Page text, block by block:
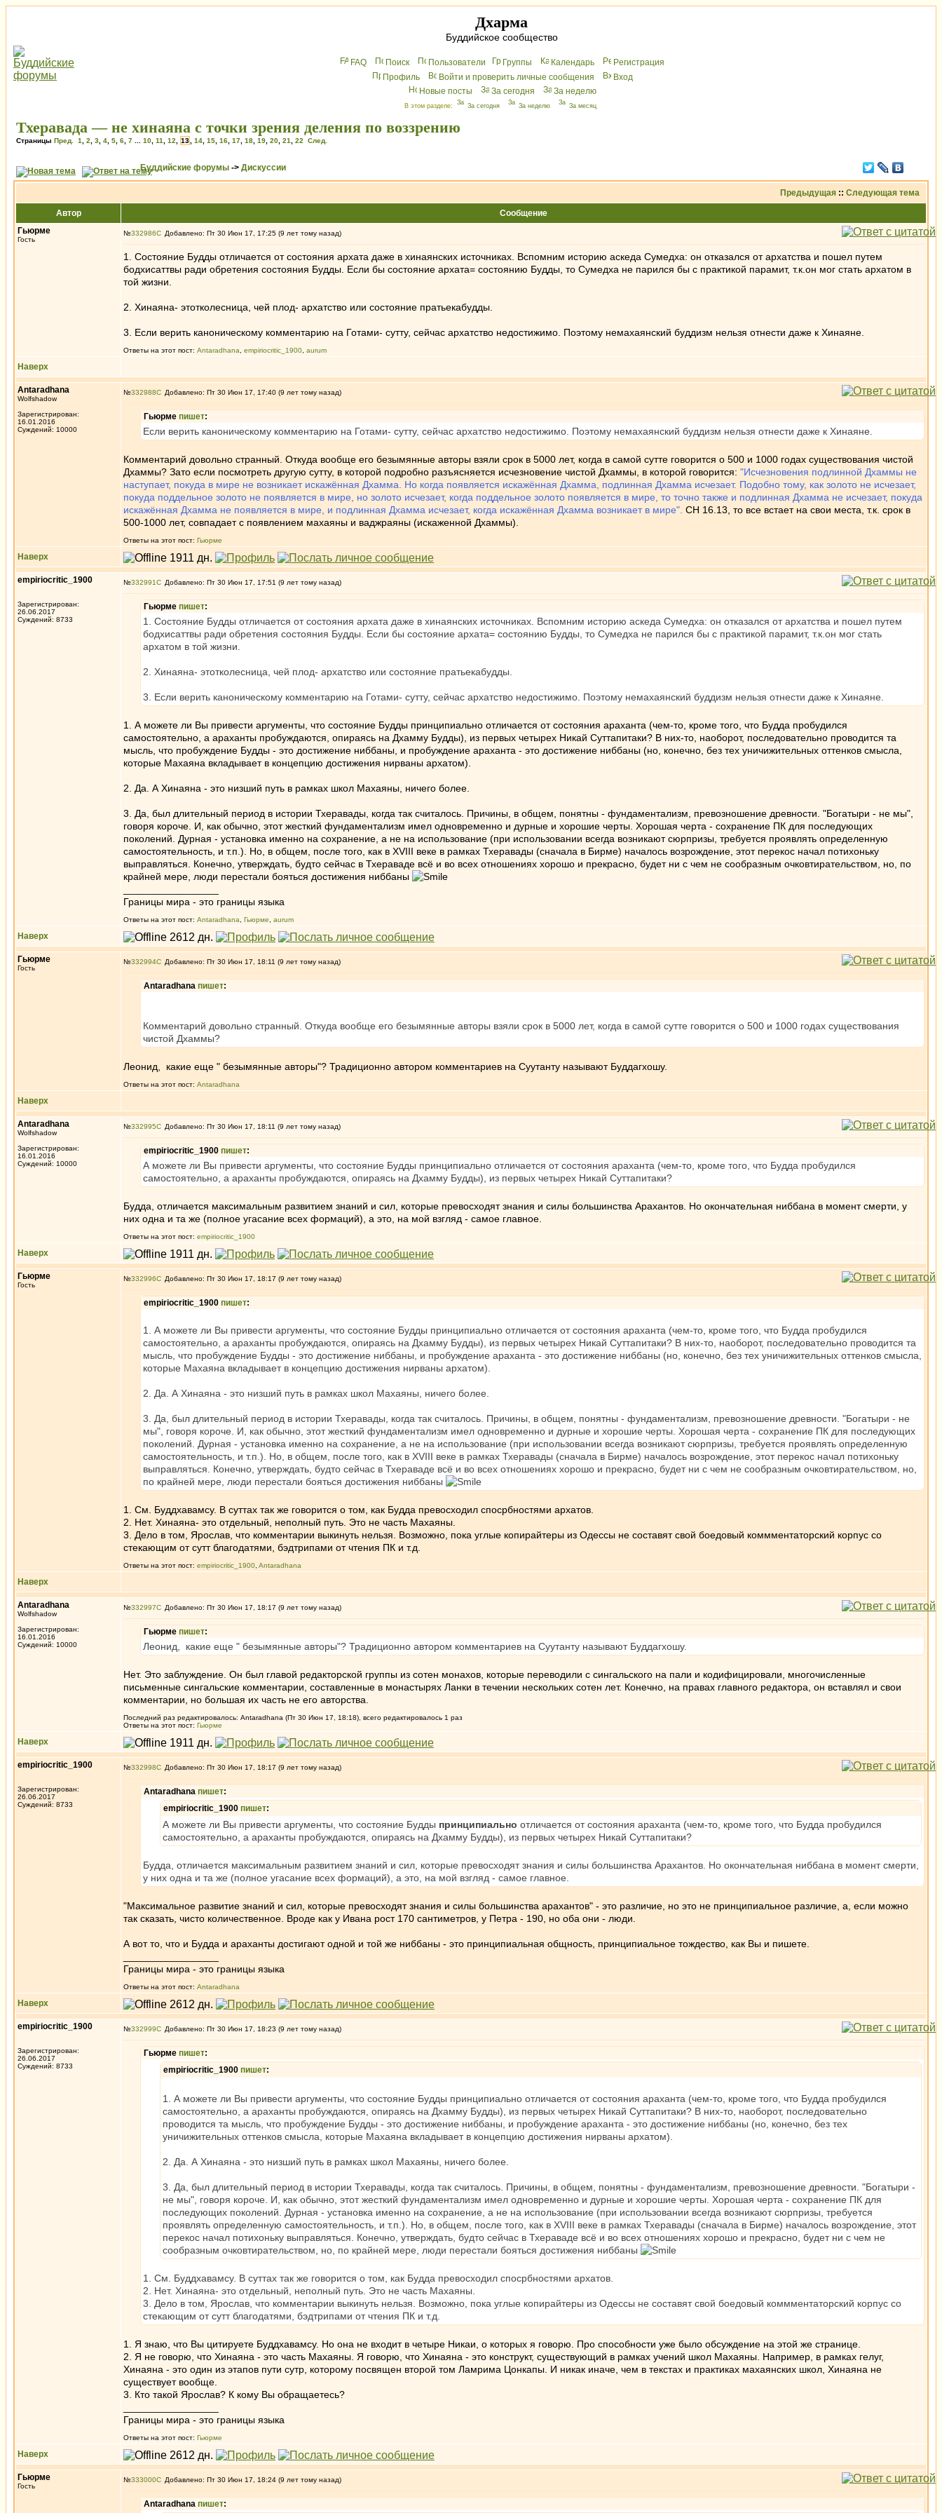
Дхарма
Буддийское сообщество
FAQ Поиск Пользователи Группы Календарь
Peгиcтрaция
Профиль
Войти и проверить личные сообщения
Вхoд
Новые посты
За сегодня За неделю
В этом разделе: За сегодня За неделю За месяц
Тхеравада — не хинаяна с точки зрения деления по воззрению
Страницы Пред. 1 2 3 4 5 6 7 10 11 12 13 14 15 16 17 18 19 20 21 22 След.
Буддийские форумы -> Дискуссии
Предыдущая :: Следующая тема
Автор
Сообщение
Гьюрме
Гость
№332986 Добавлено: Пт 30 Июн 17, 17:25 (9 лет тому назад)
1. Состояние Будды отличается от состояния архата даже в хинаянских источниках. Вспомним историю аскеда Сумедха: он отказался от архатства и пошел путем
бодхисаттвы ради обретения состояния Будды. Если бы состояние архата= состоянию Будды, то Сумедха не парился бы с практикой парамит, т.к.он мог стать архатом в
той жизни.
2. Хинаяна- этотколесница, чей плод- архатство или состояние пратьекабудды.
3. Если верить каноническому комментарию на Готами- сутту, сейчас архатство недостижимо. Поэтому немахаянский буддизм нельзя отнести даже к Хинаяне.
Ответы на этот пост: Antaradhana empiriocritic_1900 aurum
Наверх
Antaradhana
Wolfshadow
Зарегистрирован:
16.01.2016
Суждений: 10000
№332988 Добавлено: Пт 30 Июн 17, 17:40 (9 лет тому назад)
Гьюрме пишет:
Если верить каноническому комментарию на Готами- сутту, сейчас архатство недостижимо. Поэтому немахаянский буддизм нельзя отнести даже к Хинаяне.
Комментарий довольно странный. Откуда вообще его безымянные авторы взяли срок в 5000 лет, когда в самой сутте говорится о 500 и 1000 годах существования чистой
Дхаммы? Зато если посмотреть другую сутту, в которой подробно разъясняется исчезновение чистой Дхаммы, в которой говорится: "Исчезновения подлинной Дхаммы не
наступает, покуда в мире не возникает искажённая Дхамма. Но когда появляется искажённая Дхамма, подлинная Дхамма исчезает. Подобно тому, как золото не исчезает,
покуда поддельное золото не появляется в мире, но золото исчезает, когда поддельное золото появляется в мире, то точно также и подлинная Дхамма не исчезает, покуда
искажённая Дхамма не появляется в мире, и подлинная Дхамма исчезает, когда искажённая Дхамма возникает в мире". СН 16.13, то все встает на свои места, т.к. срок в
500-1000 лет, совпадает с появлением махаяны и ваджраяны (искаженной Дхаммы).
Ответы на этот пост: Гьюрме
Наверх
empiriocritic_1900
Зарегистрирован:
26.06.2017
Суждений: 8733
№332991 Добавлено: Пт 30 Июн 17, 17:51 (9 лет тому назад)
Гьюрме пишет:
1. Состояние Будды отличается от состояния архата даже в хинаянских источниках. Вспомним историю аскеда Сумедха: он отказался от архатства и пошел путем
бодхисаттвы ради обретения состояния Будды. Если бы состояние архата= состоянию Будды, то Сумедха не парился бы с практикой парамит, т.к.он мог стать
архатом в той жизни.
2. Хинаяна- этотколесница, чей плод- архатство или состояние пратьекабудды.
3. Если верить каноническому комментарию на Готами- сутту, сейчас архатство недостижимо. Поэтому немахаянский буддизм нельзя отнести даже к Хинаяне.
1. А можете ли Вы привести аргументы, что состояние Будды принципиально отличается от состояния араханта (чем-то, кроме того, что Будда пробудился
самостоятельно, а араханты пробуждаются, опираясь на Дхамму Будды), из первых четырех Никай Суттапитаки? В них-то, наоборот, последовательно проводится та
мысль, что пробуждение Будды - это достижение ниббаны, и пробуждение араханта - это достижение ниббаны (но, конечно, без тех уничижительных оттенков смысла,
которые Махаяна вкладывает в концепцию достижения нирваны архатом).
2. Да. А Хинаяна - это низший путь в рамках школ Махаяны, ничего более.
3. Да, был длительный период в истории Тхеравады, когда так считалось. Причины, в общем, понятны - фундаментализм, превозношение древности. "Богатыри - не мы",
говоря короче. И, как обычно, этот жесткий фундаментализм имел одновременно и дурные и хорошие черты. Хорошая черта - сохранение ПК для последующих
поколений. Дурная - установка именно на сохранение, а не на использование (при использовании всегда возникают сюрпризы, требуется проявлять определенную
самостоятельность, и т.п.). Но, в общем, после того, как в XVIII веке в рамках Тхеравады (сначала в Бирме) началось возрождение, этот перекос начал потихоньку
выправляться. Конечно, утверждать, будто сейчас в Тхераваде всё и во всех отношениях хорошо и прекрасно, будет ни с чем не сообразным очковтирательством, но, по
крайней мере, люди перестали бояться достижения ниббаны
Границы мира - это границы языка
Ответы на этот пост: Antaradhana Гьюрме aurum
Наверх
Гьюрме
Гость
№332994 Добавлено: Пт 30 Июн 17, 18:11 (9 лет тому назад)
Antaradhana пишет:
Комментарий довольно странный. Откуда вообще его безымянные авторы взяли срок в 5000 лет, когда в самой сутте говорится о 500 и 1000 годах существования
чистой Дхаммы?
Леонид, какие еще " безымянные авторы"? Традиционно автором комментариев на Суутанту называют Буддагхошу.
Ответы на этот пост: Antaradhana
Наверх
Antaradhana
Wolfshadow
Зарегистрирован:
16.01.2016
Суждений: 10000
№332995 Добавлено: Пт 30 Июн 17, 18:11 (9 лет тому назад)
empiriocritic_1900 пишет:
А можете ли Вы привести аргументы, что состояние Будды принципиально отличается от состояния араханта (чем-то, кроме того, что Будда пробудился
самостоятельно, а араханты пробуждаются, опираясь на Дхамму Будды), из первых четырех Никай Суттапитаки?
Будда, отличается максимальным развитием знаний и сил, которые превосходят знания и силы большинства Арахантов. Но окончательная ниббана в момент смерти, у
них одна и та же (полное угасание всех формаций), а это, на мой взгляд - самое главное.
Ответы на этот пост: empiriocritic_1900
Наверх
Гьюрме
Гость
№332996 Добавлено: Пт 30 Июн 17, 18:17 (9 лет тому назад)
empiriocritic_1900 пишет:
1. А можете ли Вы привести аргументы, что состояние Будды принципиально отличается от состояния араханта (чем-то, кроме того, что Будда пробудился
самостоятельно, а араханты пробуждаются, опираясь на Дхамму Будды), из первых четырех Никай Суттапитаки? В них-то, наоборот, последовательно проводится та
мысль, что пробуждение Будды - это достижение ниббаны, и пробуждение араханта - это достижение ниббаны (но, конечно, без тех уничижительных оттенков смысла,
которые Махаяна вкладывает в концепцию достижения нирваны архатом).
2. Да. А Хинаяна - это низший путь в рамках школ Махаяны, ничего более.
3. Да, был длительный период в истории Тхеравады, когда так считалось. Причины, в общем, понятны - фундаментализм, превозношение древности. "Богатыри - не
мы", говоря короче. И, как обычно, этот жесткий фундаментализм имел одновременно и дурные и хорошие черты. Хорошая черта - сохранение ПК для последующих
поколений. Дурная - установка именно на сохранение, а не на использование (при использовании всегда возникают сюрпризы, требуется проявлять определенную
самостоятельность, и т.п.). Но, в общем, после того, как в XVIII веке в рамках Тхеравады (сначала в Бирме) началось возрождение, этот перекос начал потихоньку
выправляться. Конечно, утверждать, будто сейчас в Тхераваде всё и во всех отношениях хорошо и прекрасно, будет ни с чем не сообразным очковтирательством, но,
по крайней мере, люди перестали бояться достижения ниббаны
1. См. Буддхавамсу. В суттах так же говорится о том, как Будда превосходил спосрбностями архатов.
2. Нет. Хинаяна- это отдельный, неполный путь. Это не часть Махаяны.
3. Дело в том, Ярослав, что комментарии выкинуть нельзя. Возможно, пока углые копирайтеры из Одессы не составят свой боедовый коммментаторский корпус со
стекающим от сутт благодатями, бэдтрипами от чтения ПК и т.д.
Ответы на этот пост: empiriocritic_1900 Antaradhana
Наверх
Antaradhana
Wolfshadow
Зарегистрирован:
16.01.2016
Суждений: 10000
№332997 Добавлено: Пт 30 Июн 17, 18:17 (9 лет тому назад)
Гьюрме пишет:
Леонид, какие еще " безымянные авторы"? Традиционно автором комментариев на Суутанту называют Буддагхошу.
Нет. Это заблуждение. Он был главой редакторской группы из сотен монахов, которые переводили с сингальского на пали и кодифицировали, многочисленные
письменные сингальские комментарии, составленные в монастырях Ланки в течении нескольких сотен лет. Конечно, на правах главного редактора, он вставлял и свои
комментарии, но большая их часть не его авторства.
Последний раз редактировалось: Antaradhana (Пт 30 Июн 17, 18:18), всего редактировалось 1 раз
Ответы на этот пост: Гьюрме
Наверх
empiriocritic_1900
Зарегистрирован:
26.06.2017
Суждений: 8733
№332998 Добавлено: Пт 30 Июн 17, 18:17 (9 лет тому назад)
Antaradhana пишет:
empiriocritic_1900 пишет:
А можете ли Вы привести аргументы, что состояние Будды принципиально отличается от состояния араханта (чем-то, кроме того, что Будда пробудился
самостоятельно, а араханты пробуждаются, опираясь на Дхамму Будды), из первых четырех Никай Суттапитаки?
Будда, отличается максимальным развитием знаний и сил, которые превосходят знания и силы большинства Арахантов. Но окончательная ниббана в момент смерти,
у них одна и та же (полное угасание всех формаций), а это, на мой взгляд - самое главное.
"Максимальное развитие знаний и сил, которые превосходят знания и силы большинства арахантов" - это различие, но это не принципиальное различие, а, если можно
так сказать, чисто количественное. Вроде как у Ивана рост 170 сантиметров, у Петра - 190, но оба они - люди.
А вот то, что и Будда и араханты достигают одной и той же ниббаны - это принципиальная общность, принципиальное тождество, как Вы и пишете.
Границы мира - это границы языка
Ответы на этот пост: Antaradhana
Наверх
empiriocritic_1900
Зарегистрирован:
26.06.2017
Суждений: 8733
№332999 Добавлено: Пт 30 Июн 17, 18:23 (9 лет тому назад)
Гьюрме пишет:
empiriocritic_1900 пишет:
1. А можете ли Вы привести аргументы, что состояние Будды принципиально отличается от состояния араханта (чем-то, кроме того, что Будда пробудился
самостоятельно, а араханты пробуждаются, опираясь на Дхамму Будды), из первых четырех Никай Суттапитаки? В них-то, наоборот, последовательно
проводится та мысль, что пробуждение Будды - это достижение ниббаны, и пробуждение араханта - это достижение ниббаны (но, конечно, без тех
уничижительных оттенков смысла, которые Махаяна вкладывает в концепцию достижения нирваны архатом).
2. Да. А Хинаяна - это низший путь в рамках школ Махаяны, ничего более.
3. Да, был длительный период в истории Тхеравады, когда так считалось. Причины, в общем, понятны - фундаментализм, превозношение древности. "Богатыри -
не мы", говоря короче. И, как обычно, этот жесткий фундаментализм имел одновременно и дурные и хорошие черты. Хорошая черта - сохранение ПК для
последующих поколений. Дурная - установка именно на сохранение, а не на использование (при использовании всегда возникают сюрпризы, требуется
проявлять определенную самостоятельность, и т.п.). Но, в общем, после того, как в XVIII веке в рамках Тхеравады (сначала в Бирме) началось возрождение, этот
перекос начал потихоньку выправляться. Конечно, утверждать, будто сейчас в Тхераваде всё и во всех отношениях хорошо и прекрасно, будет ни с чем не
сообразным очковтирательством, но, по крайней мере, люди перестали бояться достижения ниббаны
1. См. Буддхавамсу. В суттах так же говорится о том, как Будда превосходил спосрбностями архатов.
2. Нет. Хинаяна- это отдельный, неполный путь. Это не часть Махаяны.
3. Дело в том, Ярослав, что комментарии выкинуть нельзя. Возможно, пока углые копирайтеры из Одессы не составят свой боедовый коммментаторский корпус со
стекающим от сутт благодатями, бэдтрипами от чтения ПК и т.д.
1. Я знаю, что Вы цитируете Буддхавамсу. Но она не входит в четыре Никаи, о которых я говорю. Про способности уже было обсуждение на этой же странице.
2. Я не говорю, что Хинаяна - это часть Махаяны. Я говорю, что Хинаяна - это конструкт, существующий в рамках учений школ Махаяны. Например, в рамках гелуг,
Хинаяна - это один из этапов пути сутр, которому посвящен второй том Ламрима Цонкапы. И никак иначе, чем в текстах и практиках махаянских школ, Хинаяна не
существует вообще.
3. Кто такой Ярослав? К кому Вы обращаетесь?
Границы мира - это границы языка
Ответы на этот пост: Гьюрме
Наверх
Гьюрме
Гость
№333000 Добавлено: Пт 30 Июн 17, 18:24 (9 лет тому назад)
Antaradhana пишет: